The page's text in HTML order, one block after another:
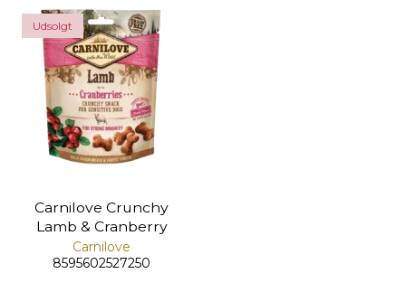
Udsolgt
Carnilove Crunchy
Lamb & Cranberry
Carnilove
8595602527250